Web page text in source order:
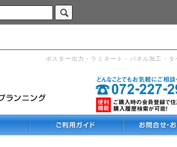
ポスター出力・ラミネート・パネル加工・